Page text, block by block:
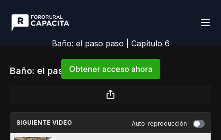
Baño: el paso paso | Capítulo 6
Obtener acceso ahora
iniciar sesiónpara continuar
Baño: el paso paso | Capítulo 6
SIGUIENTE VIDEO Auto-reproducción